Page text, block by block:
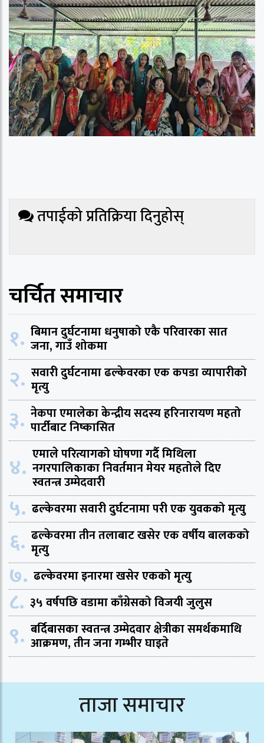
तपाईको प्रतिक्रिया दिनुहोस्
चर्चित समाचार
१. बिमान दुर्घटनामा धनुषाको एकै परिवारका सात
जना, गाउँ शोकमा
२. सवारी दुर्घटनामा ढल्केवरका एक कपडा व्यापारीको
मृत्यु
३. नेकपा एमालेका केन्द्रीय सदस्य हरिनारायण महतो
पार्टीबाट निष्कासित
४. एमाले परित्यागको घोषणा गर्दै मिथिला
नगरपालिकाका निवर्तमान मेयर महतोले दिए
स्वतन्त्र उम्मेदवारी
५. ढल्केवरमा सवारी दुर्घटनामा परी एक युवकको मृत्यु
६. ढल्केवरमा तीन तलाबाट खसेर एक वर्षीय बालकको
मृत्यु
७. ढल्केवरमा इनारमा खसेर एकको मृत्यु
८. ३५ वर्षपछि वडामा काँग्रेसको विजयी जुलुस
९. बर्दिबासका स्वतन्त्र उम्मेदवार क्षेत्रीका समर्थकमाथि
आक्रमण, तीन जना गम्भीर घाइते
ताजा समाचार